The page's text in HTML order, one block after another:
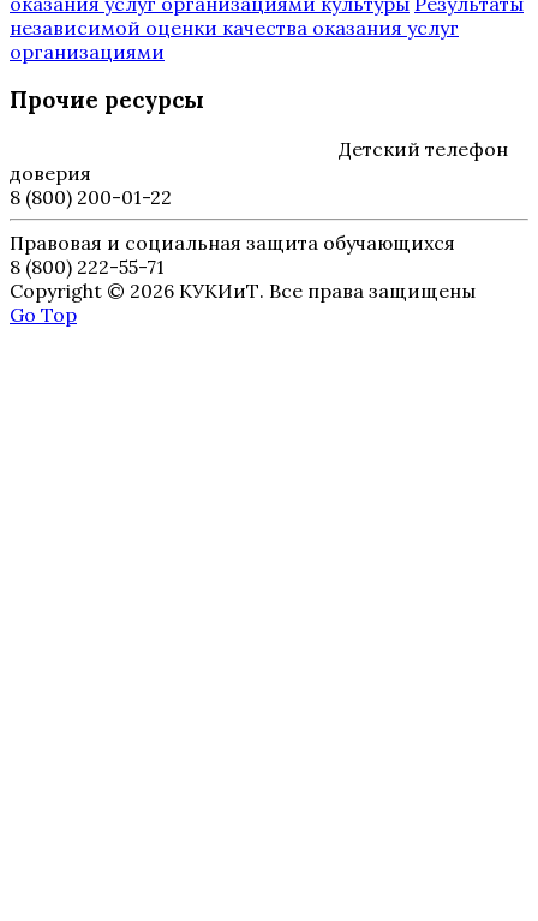
независимой оценки качества оказания услуг
организациями
Прочие ресурсы
Детский телефон
доверия
8 (800) 200-01-22
Правовая и социальная защита обучающихся
8 (800) 222-55-71
Copyright © 2026 КУКИиТ. Все права защищены
Go Top